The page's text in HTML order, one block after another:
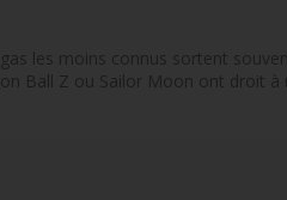
les moins connus sortent
Ball Z ou Sailor Moon ont droit